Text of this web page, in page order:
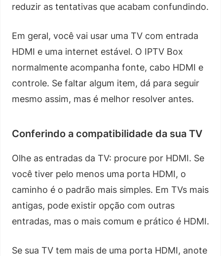
reduzir as tentativas que acabam confundindo.
Em geral, você vai usar uma TV com entrada
HDMI e uma internet estável. O IPTV Box
normalmente acompanha fonte, cabo HDMI e
controle. Se faltar algum item, dá para seguir
mesmo assim, mas é melhor resolver antes.
Conferindo a compatibilidade da sua TV
Olhe as entradas da TV: procure por HDMI. Se
você tiver pelo menos uma porta HDMI, o
caminho é o padrão mais simples. Em TVs mais
antigas, pode existir opção com outras
entradas, mas o mais comum e prático é HDMI.
Se sua TV tem mais de uma porta HDMI, anote